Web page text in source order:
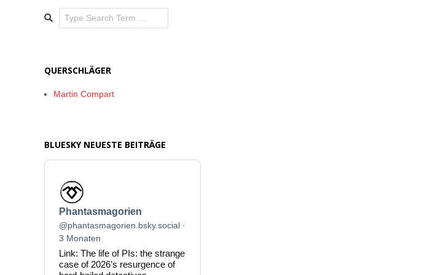
Search
QUERSCHLÄGER
Martin Compart
BLUESKY NEUESTE BEITRÄGE
Beitrag
von
Phantasmagorien
auf
Bluesky
ansehen
Phantasmagorien
@phantasmagorien.bsky.social
3 Monaten
Link: The life of PIs: the strange
case of 2026’s resurgence of